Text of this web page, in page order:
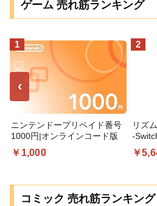
ゲーム 売れ筋ランキング
‹
1
ニンテンドープリペイド番号
1000円|オンラインコード版
￥1,000
2
リズ
-
￥
コミック 売れ筋ランキング